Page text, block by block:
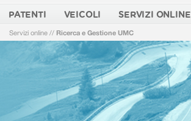
PATENTI VEICOLI SERVIZI ONLINE
Servizi online // Ricerca e Gestione UMC